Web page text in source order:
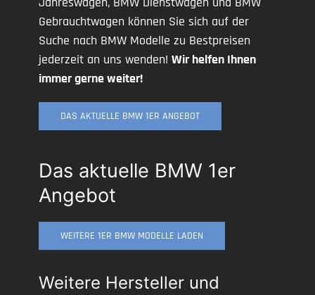
Gebrauchtwagen können Sie sich auf der
Suche nach BMW Modelle zu Bestpreisen
jederzeit an uns wenden! Wir helfen Ihnen
immer gerne weiter!
DAS AKTUELLE BMW 1ER ANGEBOT
Das aktuelle BMW 1er
Angebot
WEITERE 1ER BMW MODELLE LADEN
Weitere Hersteller und